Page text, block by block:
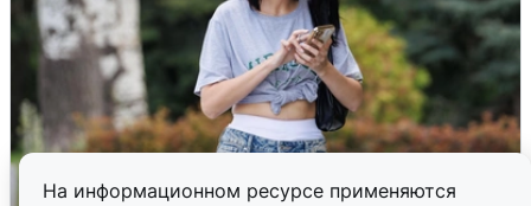
На информационном ресурсе применяются